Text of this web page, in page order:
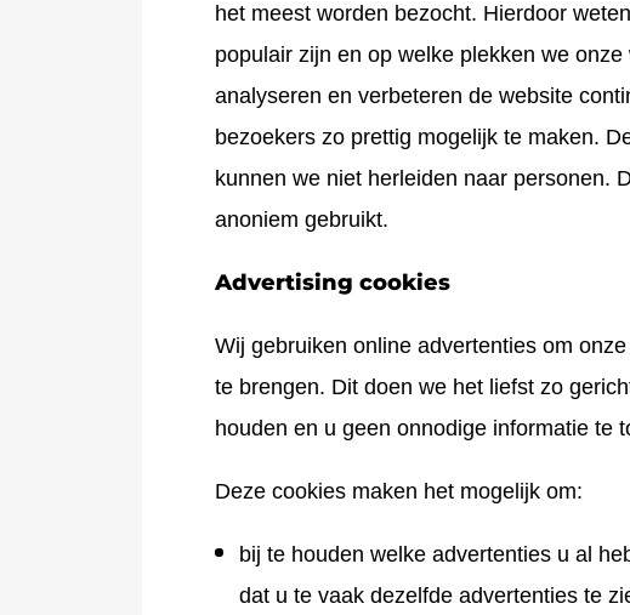
het meest worden bezocht. Hierdoor
populair zijn en op welke plekken we
analyseren en verbeteren de website
bezoekers zo prettig mogelijk te maken.
kunnen we niet herleiden naar personen.
anoniem gebruikt.
Advertising cookies
Wij gebruiken online advertenties om
te brengen. Dit doen we het liefst zo
houden en u geen onnodige informatie te
Deze cookies maken het mogelijk om:
bij te houden welke advertenties u al
dat u te vaak dezelfde advertenties te